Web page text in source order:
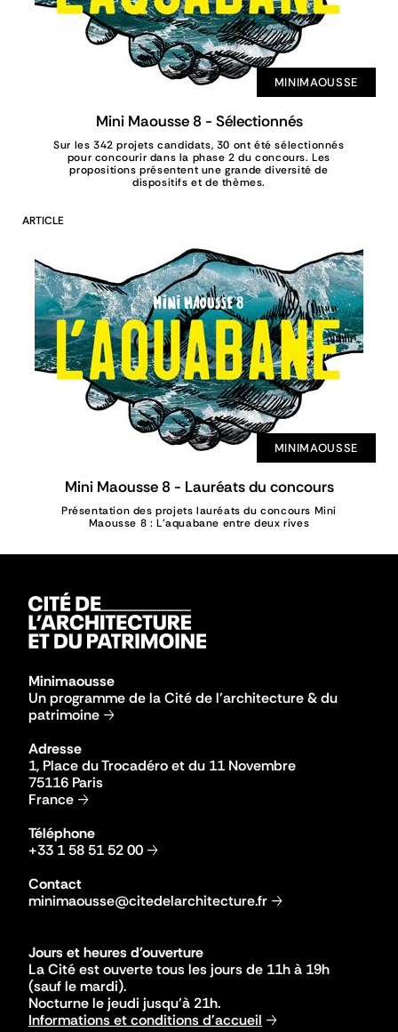
MINIMAOUSSE
Mini Maousse 8 - Sélectionnés
Sur les 342 projets candidats, 30 ont été sélectionnés
pour concourir dans la phase 2 du concours. Les
propositions présentent une grande diversité de
dispositifs et de thèmes.
ARTICLE
MINIMAOUSSE
Mini Maousse 8 - Lauréats du concours
Présentation des projets lauréats du concours Mini
Maousse 8 : L'aquabane entre deux rives
Minimaousse
Un programme de laCité de l'architecture & du
patrimoine
Adresse
1, Place du Trocadéro et du 11 Novembre
75116 Paris
France
Téléphone
+33 1 58 51 52 00
Contact
minimaousse@citedelarchitecture.fr
Jours et heures d'ouverture
La Cité est ouverte tous les jours de 11h à 19h
(sauf le mardi).
Nocturne le jeudi jusqu'à 21h.
Informations et conditions d'accueil